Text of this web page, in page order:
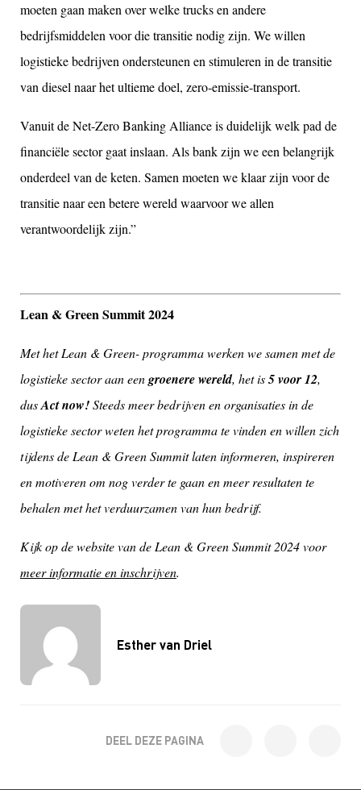
Esther van Driel
moeten gaan maken over welke trucks en andere
bedrijfsmiddelen voor die transitie nodig zijn. We willen
logistieke bedrijven ondersteunen en stimuleren in de transitie
van diesel naar het ultieme doel, zero-emissie-transport.
Vanuit de Net-Zero Banking Alliance is duidelijk welk pad de
financiële sector gaat inslaan. Als bank zijn we een belangrijk
onderdeel van de keten. Samen moeten we klaar zijn voor de
transitie naar een betere wereld waarvoor we allen
verantwoordelijk zijn.”
Lean & Green Summit 2024
Met het Lean & Green- programma werken we samen met de
logistieke sector aan eengroenere wereld, het is5 voor 12,
dusAct now!Steeds meer bedrijven en organisaties in de
logistieke sector weten het programma te vinden en willen zich
tijdens de Lean & Green Summit laten informeren, inspireren
en motiveren om nog verder te gaan en meer resultaten te
behalen met het verduurzamen van hun bedrijf.
Kijk op de website van de Lean & Green Summit 2024 voor
meer informatie en inschrijven.
DEEL DEZE PAGINA